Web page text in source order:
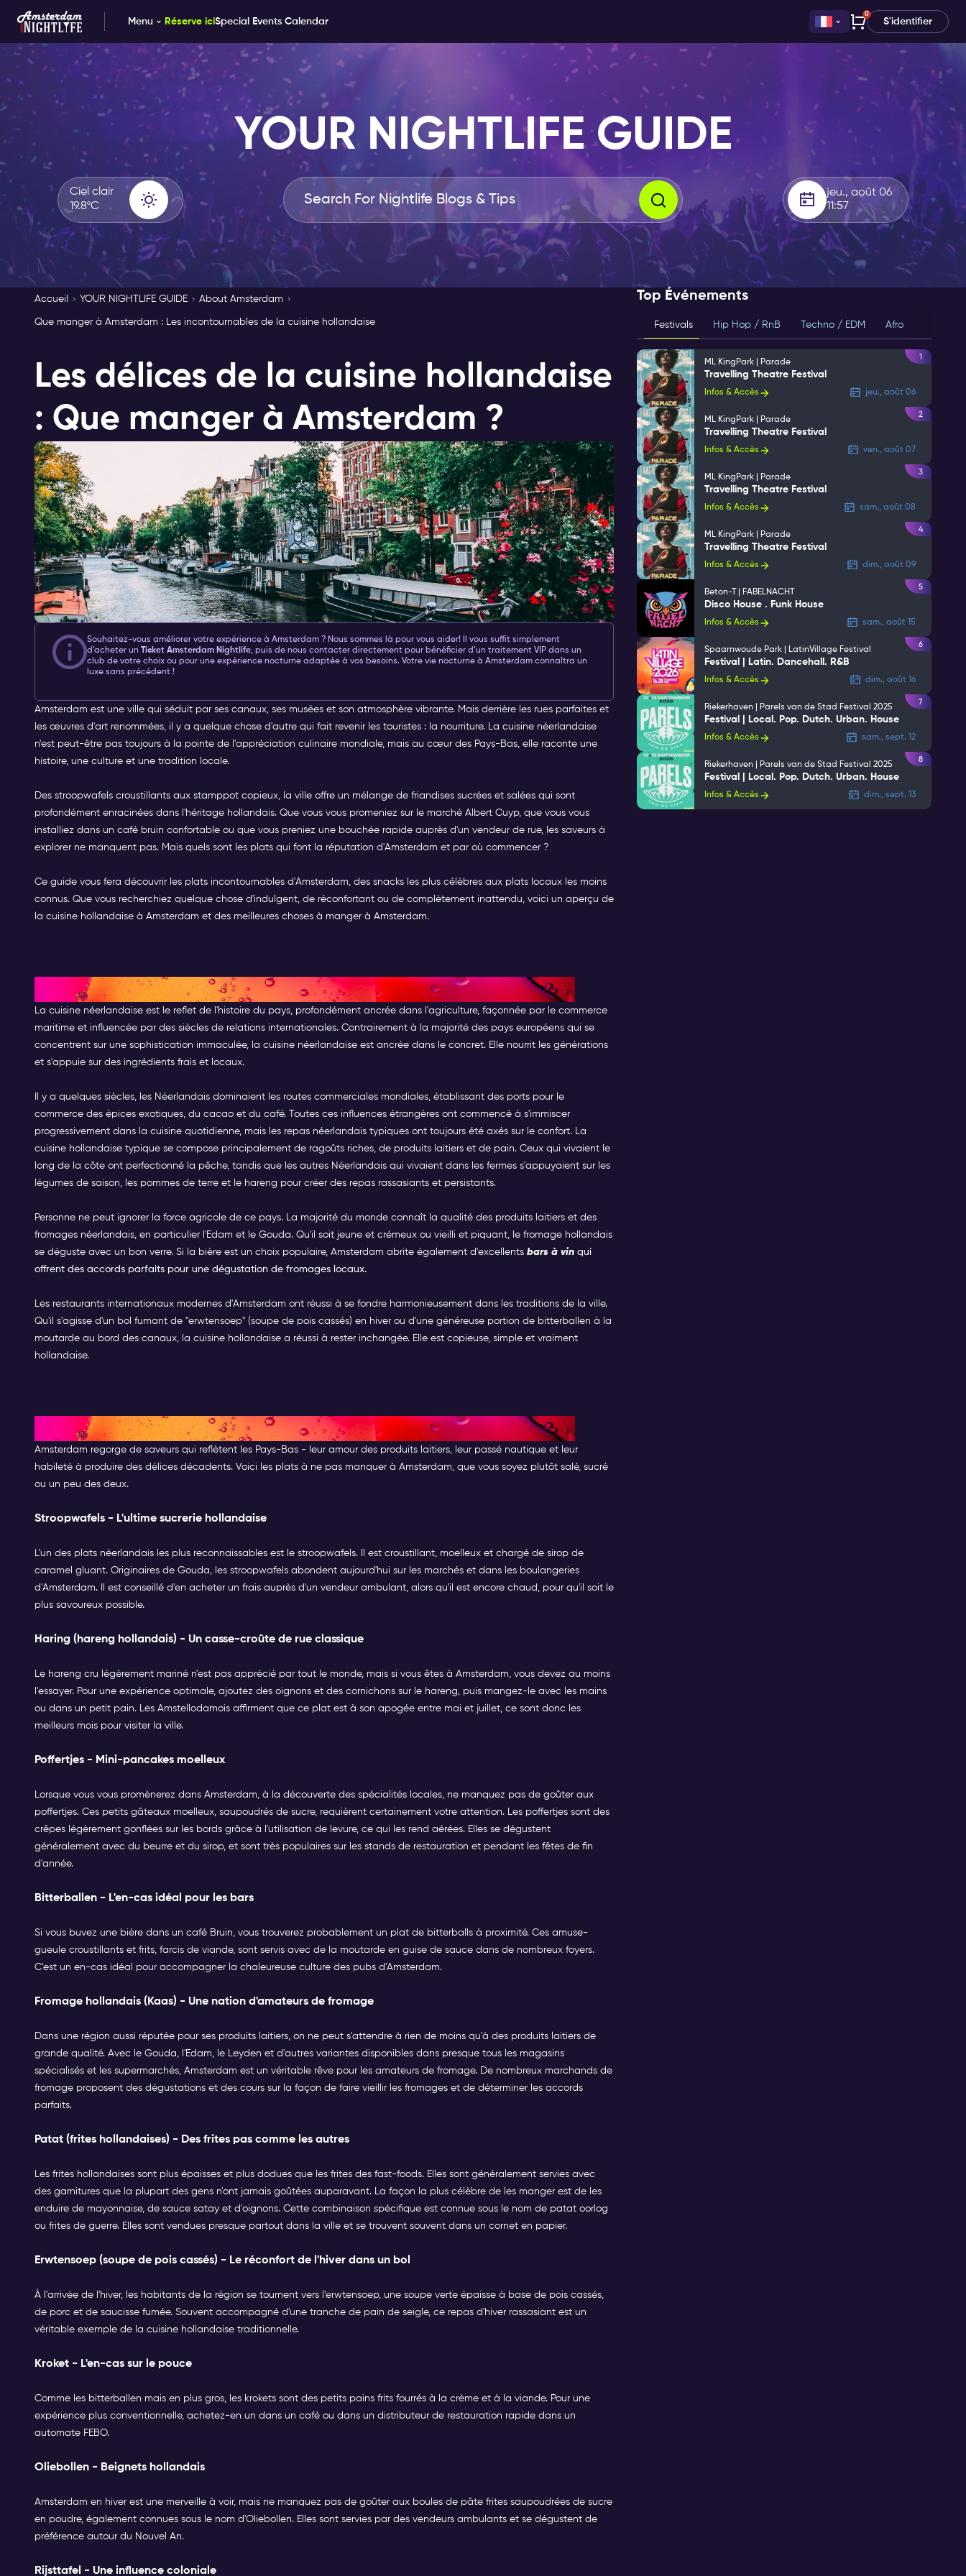
Menu Réserve iciSpecial Events Calendar
0
S'identifier
YOUR NIGHTLIFE GUIDE
Ciel clair
19.8ºC
jeu., août 06
11:57
Accueil YOUR NIGHTLIFE GUIDE About Amsterdam
Que manger à Amsterdam : Les incontournables de la cuisine hollandaise
Les délices de la cuisine hollandaise
: Que manger à Amsterdam ?
Souhaitez-vous améliorer votre expérience à Amsterdam ? Nous sommes là pour vous aider! Il vous suffit simplement
d’acheter un Ticket Amsterdam Nightlife, puis de nous contacter directement pour bénéficier d’un traitement VIP dans un
club de votre choix ou pour une expérience nocturne adaptée à vos besoins. Votre vie nocturne à Amsterdam connaîtra un
luxe sans précédent !
Amsterdam est une ville qui séduit par ses canaux, ses musées et son atmosphère vibrante. Mais derrière les rues parfaites et
les œuvres d'art renommées, il y a quelque chose d'autre qui fait revenir les touristes : la nourriture. La cuisine néerlandaise
n'est peut-être pas toujours à la pointe de l'appréciation culinaire mondiale, mais au cœur des Pays-Bas, elle raconte une
histoire, une culture et une tradition locale.
Des stroopwafels croustillants aux stamppot copieux, la ville offre un mélange de friandises sucrées et salées qui sont
profondément enracinées dans l'héritage hollandais. Que vous vous promeniez sur le marché Albert Cuyp, que vous vous
installiez dans un café bruin confortable ou que vous preniez une bouchée rapide auprès d'un vendeur de rue, les saveurs à
explorer ne manquent pas. Mais quels sont les plats qui font la réputation d'Amsterdam et par où commencer ?
Ce guide vous fera découvrir les plats incontournables d'Amsterdam, des snacks les plus célèbres aux plats locaux les moins
connus. Que vous recherchiez quelque chose d'indulgent, de réconfortant ou de complètement inattendu, voici un aperçu de
la cuisine hollandaise à Amsterdam et des meilleures choses à manger à Amsterdam.
La cuisine néerlandaise : Un goût de tradition
La cuisine néerlandaise est le reflet de l'histoire du pays, profondément ancrée dans l'agriculture, façonnée par le commerce
maritime et influencée par des siècles de relations internationales. Contrairement à la majorité des pays européens qui se
concentrent sur une sophistication immaculée, la cuisine néerlandaise est ancrée dans le concret. Elle nourrit les générations
et s'appuie sur des ingrédients frais et locaux.
Il y a quelques siècles, les Néerlandais dominaient les routes commerciales mondiales, établissant des ports pour le
commerce des épices exotiques, du cacao et du café. Toutes ces influences étrangères ont commencé à s'immiscer
progressivement dans la cuisine quotidienne, mais les repas néerlandais typiques ont toujours été axés sur le confort. La
cuisine hollandaise typique se compose principalement de ragoûts riches, de produits laitiers et de pain. Ceux qui vivaient le
long de la côte ont perfectionné la pêche, tandis que les autres Néerlandais qui vivaient dans les fermes s'appuyaient sur les
légumes de saison, les pommes de terre et le hareng pour créer des repas rassasiants et persistants.
Personne ne peut ignorer la force agricole de ce pays. La majorité du monde connaît la qualité des produits laitiers et des
fromages néerlandais, en particulier l'Edam et le Gouda. Qu'il soit jeune et crémeux ou vieilli et piquant, le fromage hollandais
se déguste avec un bon verre. Si la bière est un choix populaire, Amsterdam abrite également d'excellents bars à vin qui
offrent des accords parfaits pour une dégustation de fromages locaux.
Les restaurants internationaux modernes d'Amsterdam ont réussi à se fondre harmonieusement dans les traditions de la ville.
Qu'il s'agisse d'un bol fumant de "erwtensoep" (soupe de pois cassés) en hiver ou d'une généreuse portion de bitterballen à la
moutarde au bord des canaux, la cuisine hollandaise a réussi à rester inchangée. Elle est copieuse, simple et vraiment
hollandaise.
Quels sont les plats qui font la réputation d'Amsterdam ?
Amsterdam regorge de saveurs qui reflètent les Pays-Bas - leur amour des produits laitiers, leur passé nautique et leur
habileté à produire des délices décadents. Voici les plats à ne pas manquer à Amsterdam, que vous soyez plutôt salé, sucré
ou un peu des deux.
Stroopwafels - L'ultime sucrerie hollandaise
L'un des plats néerlandais les plus reconnaissables est le stroopwafels. Il est croustillant, moelleux et chargé de sirop de
caramel gluant. Originaires de Gouda, les stroopwafels abondent aujourd'hui sur les marchés et dans les boulangeries
d'Amsterdam. Il est conseillé d'en acheter un frais auprès d'un vendeur ambulant, alors qu'il est encore chaud, pour qu'il soit le
plus savoureux possible.
Haring (hareng hollandais) - Un casse-croûte de rue classique
Le hareng cru légèrement mariné n'est pas apprécié par tout le monde, mais si vous êtes à Amsterdam, vous devez au moins
l'essayer. Pour une expérience optimale, ajoutez des oignons et des cornichons sur le hareng, puis mangez-le avec les mains
ou dans un petit pain. Les Amstellodamois affirment que ce plat est à son apogée entre mai et juillet, ce sont donc les
meilleurs mois pour visiter la ville.
Poffertjes - Mini-pancakes moelleux
Lorsque vous vous promènerez dans Amsterdam, à la découverte des spécialités locales, ne manquez pas de goûter aux
poffertjes. Ces petits gâteaux moelleux, saupoudrés de sucre, requièrent certainement votre attention. Les poffertjes sont des
crêpes légèrement gonflées sur les bords grâce à l'utilisation de levure, ce qui les rend aérées. Elles se dégustent
généralement avec du beurre et du sirop, et sont très populaires sur les stands de restauration et pendant les fêtes de fin
d'année.
Bitterballen - L'en-cas idéal pour les bars
Si vous buvez une bière dans un café Bruin, vous trouverez probablement un plat de bitterballs à proximité. Ces amuse-
gueule croustillants et frits, farcis de viande, sont servis avec de la moutarde en guise de sauce dans de nombreux foyers.
C'est un en-cas idéal pour accompagner la chaleureuse culture des pubs d'Amsterdam.
Fromage hollandais (Kaas) - Une nation d'amateurs de fromage
Dans une région aussi réputée pour ses produits laitiers, on ne peut s'attendre à rien de moins qu'à des produits laitiers de
grande qualité. Avec le Gouda, l'Edam, le Leyden et d'autres variantes disponibles dans presque tous les magasins
spécialisés et les supermarchés, Amsterdam est un véritable rêve pour les amateurs de fromage. De nombreux marchands de
fromage proposent des dégustations et des cours sur la façon de faire vieillir les fromages et de déterminer les accords
parfaits.
Patat (frites hollandaises) - Des frites pas comme les autres
Les frites hollandaises sont plus épaisses et plus dodues que les frites des fast-foods. Elles sont généralement servies avec
des garnitures que la plupart des gens n'ont jamais goûtées auparavant. La façon la plus célèbre de les manger est de les
enduire de mayonnaise, de sauce satay et d'oignons. Cette combinaison spécifique est connue sous le nom de patat oorlog
ou frites de guerre. Elles sont vendues presque partout dans la ville et se trouvent souvent dans un cornet en papier.
Erwtensoep (soupe de pois cassés) - Le réconfort de l'hiver dans un bol
À l'arrivée de l'hiver, les habitants de la région se tournent vers l'erwtensoep, une soupe verte épaisse à base de pois cassés,
de porc et de saucisse fumée. Souvent accompagné d'une tranche de pain de seigle, ce repas d'hiver rassasiant est un
véritable exemple de la cuisine hollandaise traditionnelle.
Kroket - L'en-cas sur le pouce
Comme les bitterballen mais en plus gros, les krokets sont des petits pains frits fourrés à la crème et à la viande. Pour une
expérience plus conventionnelle, achetez-en un dans un café ou dans un distributeur de restauration rapide dans un
automate FEBO.
Oliebollen - Beignets hollandais
Amsterdam en hiver est une merveille à voir, mais ne manquez pas de goûter aux boules de pâte frites saupoudrées de sucre
en poudre, également connues sous le nom d'Oliebollen. Elles sont servies par des vendeurs ambulants et se dégustent de
préférence autour du Nouvel An.
Rijsttafel - Une influence coloniale
Top Événements
Festivals Hip Hop / RnB Techno / EDM Afro
ML KingPark | Parade
Travelling Theatre Festival
Infos & Accès jeu., août 06
1
ML KingPark | Parade
Travelling Theatre Festival
Infos & Accès ven., août 07
2
ML KingPark | Parade
Travelling Theatre Festival
Infos & Accès sam., août 08
3
ML KingPark | Parade
Travelling Theatre Festival
Infos & Accès dim., août 09
4
Beton-T | FABELNACHT
Disco House . Funk House
Infos & Accès sam., août 15
5
Spaarnwoude Park | LatinVillage Festival
Festival | Latin. Dancehall. R&B
Infos & Accès dim., août 16
6
Riekerhaven | Parels van de Stad Festival 2025
Festival | Local. Pop. Dutch. Urban. House
Infos & Accès sam., sept. 12
7
Riekerhaven | Parels van de Stad Festival 2025
Festival | Local. Pop. Dutch. Urban. House
Infos & Accès dim., sept. 13
8